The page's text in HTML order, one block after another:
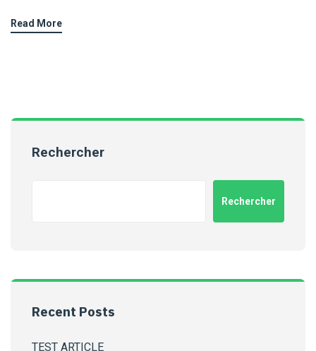
Read More
Rechercher
Rechercher
Recent Posts
TEST ARTICLE